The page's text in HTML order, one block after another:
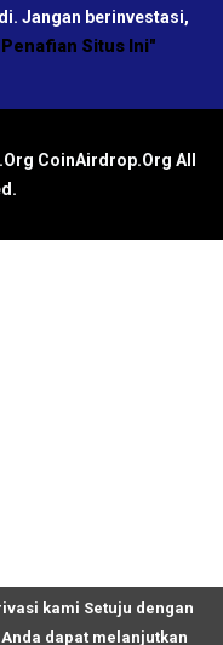
Jangan berinvestasi,
Situs Ini"
CoinAirdrop.Org All
kami Setuju dengan
dapat melanjutkan